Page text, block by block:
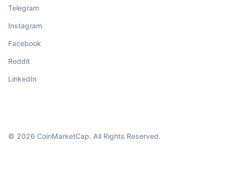
Telegram
Instagram
Facebook
Reddit
LinkedIn
© 2026 CoinMarketCap. All Rights Reserved.